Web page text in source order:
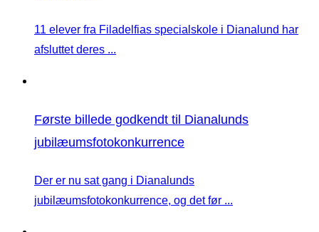
11 elever fra Filadelfias specialskole i Dianalund har
afsluttet deres ...
Første billede godkendt til Dianalunds
jubilæumsfotokonkurrence
Der er nu sat gang i Dianalunds
jubilæumsfotokonkurrence, og det før ...